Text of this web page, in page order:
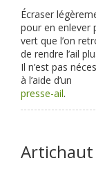
Écraser
pour en enlever
vert que l’on
de rendre l’ail
Il n’est pas
à l’aide d’un
presse-ail.
Artichaut